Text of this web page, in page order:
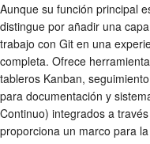
Aunque su función principal
distingue por añadir una
trabajo con Git en una
completa. Ofrece
tableros Kanban,
para documentación y
Continuo) integrados a
proporciona un marco para